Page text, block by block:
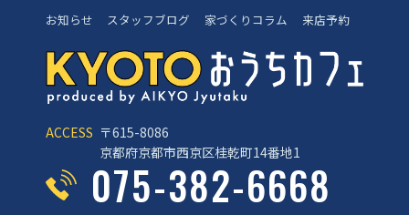
ACCESS 〒615-8086
京都府京都市西京区桂乾町14番地1
075-382-6668
お知らせ
スタッフブログ 家づくりコラム 来店予約